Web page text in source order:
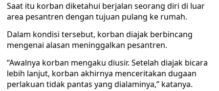
Saat itu korban diketahui berjalan seorang diri di luar
area pesantren dengan tujuan pulang ke rumah.
Dalam kondisi tersebut, korban diajak berbincang
mengenai alasan meninggalkan pesantren.
“Awalnya korban mengaku diusir. Setelah diajak bicara
lebih lanjut, korban akhirnya menceritakan dugaan
perlakuan tidak pantas yang dialaminya,” katanya.